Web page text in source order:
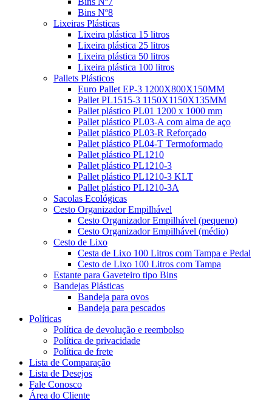
Bins Nº8
Lixeiras Plásticas
Lixeira plástica 15 litros
Lixeira plástica 25 litros
Lixeira plástica 50 litros
Lixeira plástica 100 litros
Pallets Plásticos
Euro Pallet EP-3 1200X800X150MM
Pallet PL1515-3 1150X1150X135MM
Pallet plástico PL01 1200 x 1000 mm
Pallet plástico PL03-A com alma de aço
Pallet plástico PL03-R Reforçado
Pallet plástico PL04-T Termoformado
Pallet plástico PL1210
Pallet plástico PL1210-3
Pallet plástico PL1210-3 KLT
Pallet plástico PL1210-3A
Sacolas Ecológicas
Cesto Organizador Empilhável
Cesto Organizador Empilhável (pequeno)
Cesto Organizador Empilhável (médio)
Cesto de Lixo
Cesta de Lixo 100 Litros com Tampa e Pedal
Cesto de Lixo 100 Litros com Tampa
Estante para Gaveteiro tipo Bins
Bandejas Plásticas
Bandeja para ovos
Bandeja para pescados
Políticas
Política de devolução e reembolso
Política de privacidade
Política de frete
Lista de Comparação
Lista de Desejos
Fale Conosco
Área do Cliente